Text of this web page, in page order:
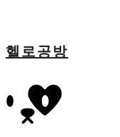
헬로공방